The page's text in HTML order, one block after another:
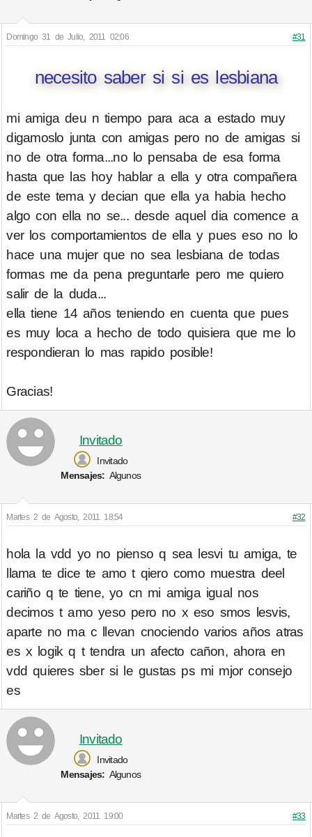
Domingo 31 de Julio, 2011 02:06 #31
necesito saber si si es lesbiana
mi amiga deu n tiempo para aca a estado muy
digamoslo junta con amigas pero no de amigas si
no de otra forma...no lo pensaba de esa forma
hasta que las hoy hablar a ella y otra compañera
de este tema y decian que ella ya habia hecho
algo con ella no se... desde aquel dia comence a
ver los comportamientos de ella y pues eso no lo
hace una mujer que no sea lesbiana de todas
formas me da pena preguntarle pero me quiero
salir de la duda...
ella tiene 14 años teniendo en cuenta que pues
es muy loca a hecho de todo quisiera que me lo
respondieran lo mas rapido posible!
Gracias!
Invitado
Invitado
Mensajes: Algunos
Martes 2 de Agosto, 2011 18:54 #32
hola la vdd yo no pienso q sea lesvi tu amiga, te
llama te dice te amo t qiero como muestra deel
cariño q te tiene, yo cn mi amiga igual nos
decimos t amo yeso pero no x eso smos lesvis,
aparte no ma c llevan cnociendo varios años atras
es x logik q t tendra un afecto cañon, ahora en
vdd quieres sber si le gustas ps mi mjor consejo
es
Invitado
Invitado
Mensajes: Algunos
Martes 2 de Agosto, 2011 19:00 #33